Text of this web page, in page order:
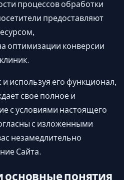
процессов обработки
предоставляют
оптимизации конверсии
используя его функционал,
свое полное и
с условиями настоящего
с изложенными
незамедлительно
Сайта.
основные понятия